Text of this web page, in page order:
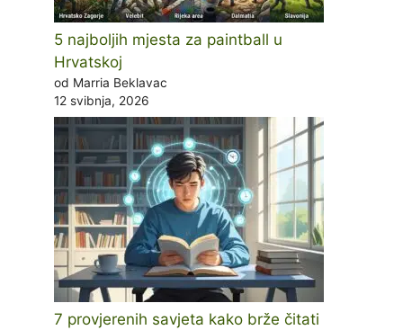
5 najboljih mjesta za paintball u
Hrvatskoj
od Marria Beklavac
12 svibnja, 2026
7 provjerenih savjeta kako brže čitati